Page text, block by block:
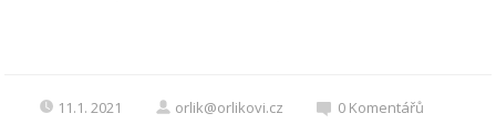
11.1. 2021 orlik@orlikovi.cz 0 Komentářů